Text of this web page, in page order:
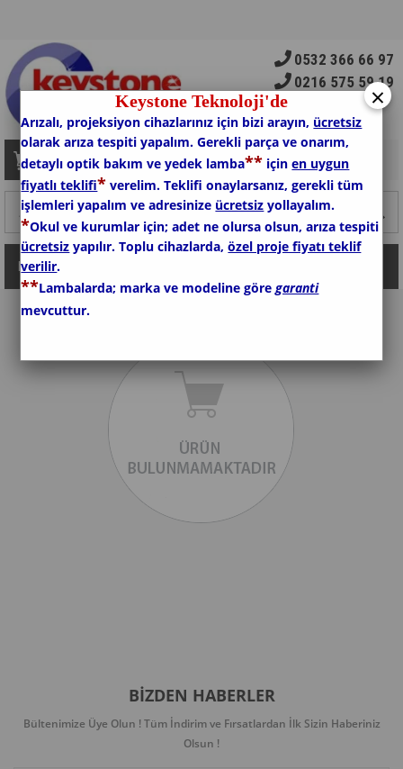
0532 366 66 97
0216 575 59 19
Sepetim 0 Ürün
Kategoriler
BIZDEN HABERLER
Bültenimize Üye Olun ! Tüm İndirim ve Fırsatlardan İlk Sizin Haberiniz
Olsun !
×
Keystone Teknoloji'de
Arızalı, projeksiyon cihazlarınız için bizi arayın, ücretsiz
olarak arıza tespiti yapalım. Gerekli parça ve onarım,
detaylı optik bakım ve yedek lamba** içinen uygun
fiyatlı teklifi* verelim. Teklifi onaylarsanız, gerekli tüm
işlemleri yapalım ve adresinize ücretsiz yollayalım.
*Okul ve kurumlar için; adet ne olursa olsun, arıza tespiti
ücretsiz yapılır. Toplu cihazlarda,özel proje fiyatı teklif
verilir.
**Lambalarda; marka ve modeline göregaranti
mevcuttur.